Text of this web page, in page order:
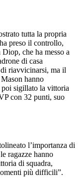
tutta la propria
preso il controllo,
che ha messo a
di casa
riavvicinarsi, ma il
hanno
sigillato la vittoria
con 32 punti, suo
l’importanza di
ragazze hanno
di squadra,
più difficili”.